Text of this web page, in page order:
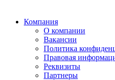
Компания
О компании
Вакансии
Политика
Правовая
Реквизиты
Партнеры